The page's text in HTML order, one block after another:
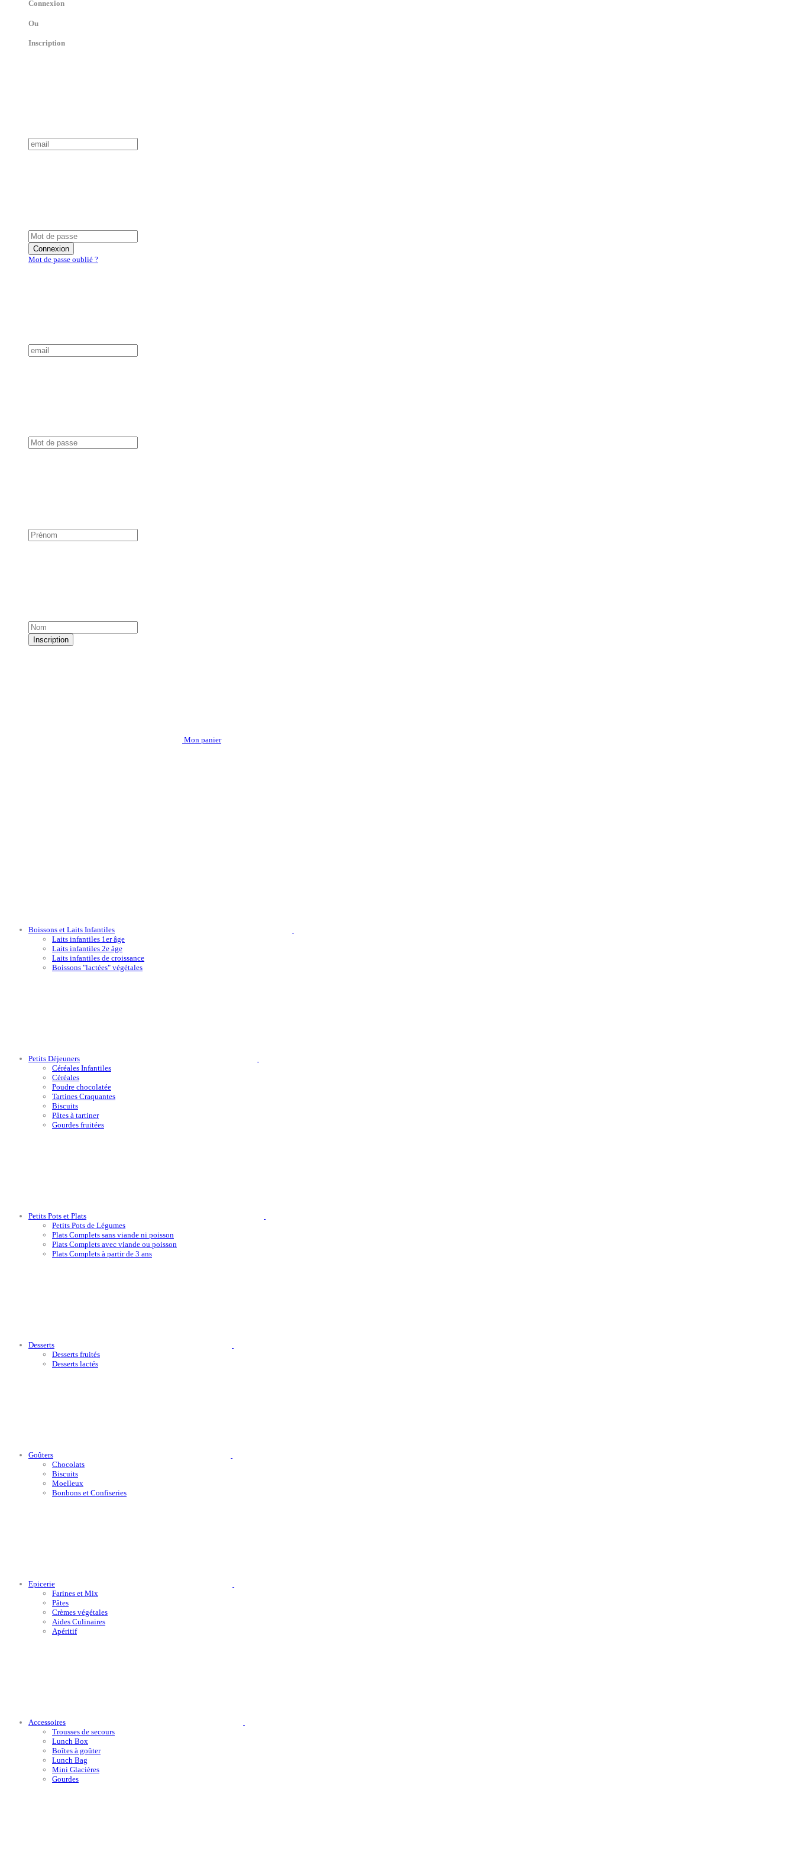
Connexion
Ou
Inscription
Connexion
Mot de passe oublié ?
Inscription
Mon panier
Boissons et Laits Infantiles
Laits infantiles 1er âge
Laits infantiles 2e âge
Laits infantiles de croissance
Boissons "lactées" végétales
Petits Déjeuners
Céréales Infantiles
Céréales
Poudre chocolatée
Tartines Craquantes
Biscuits
Pâtes à tartiner
Gourdes fruitées
Petits Pots et Plats
Petits Pots de Légumes
Plats Complets sans viande ni poisson
Plats Complets avec viande ou poisson
Plats Complets à partir de 3 ans
Desserts
Desserts fruités
Desserts lactés
Goûters
Chocolats
Biscuits
Moelleux
Bonbons et Confiseries
Epicerie
Farines et Mix
Pâtes
Crèmes végétales
Aides Culinaires
Apéritif
Accessoires
Trousses de secours
Lunch Box
Boîtes à goûter
Lunch Bag
Mini Glacières
Gourdes